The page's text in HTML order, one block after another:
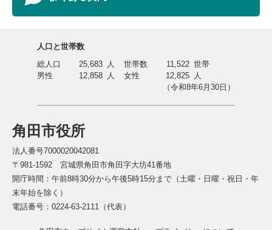
角田市役所
法人番号7000020042081
〒981-1592 宮城県角田市角田字大坊41番地
開庁時間：午前8時30分から午後5時15分まで（土曜・日曜・祝日・年
末年始を除く）
電話番号：0224-63-2111（代表）
人口と世帯数
総人口
25,683 人 世帯数 11,522 世帯
男性
12,858 人 女性 12,825
人
（令和8年6月30日）